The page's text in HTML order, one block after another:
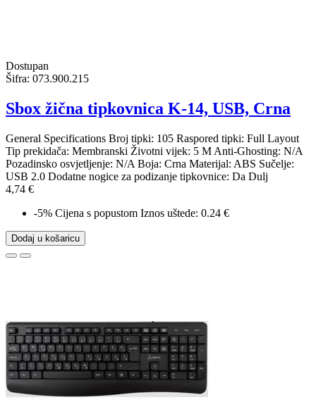
Dostupan
Šifra: 073.900.215
Sbox žična tipkovnica K-14, USB, Crna
General Specifications Broj tipki: 105 Raspored tipki: Full Layout
Tip prekidača: Membranski Životni vijek: 5 M Anti-Ghosting: N/A
Pozadinsko osvjetljenje: N/A Boja: Crna Materijal: ABS Sučelje:
USB 2.0 Dodatne nogice za podizanje tipkovnice: Da Dulj
4,74 €
-5% Cijena s popustom Iznos uštede: 0.24 €
Dodaj u košaricu